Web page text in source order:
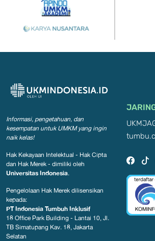
Informasi, pengetahuan, dan
kesempatan untuk UMKM yang ingin
naik kelas!
Hak Kekayaan Intelektual - Hak Cipta
dan Hak Merek - dimiliki oleh
Universitas Indonesia.
Pengelolaan Hak Merek dilisensikan
kepada:
PT Indonesia Tumbuh Inklusif
18 Office Park Building - Lantai 10, Jl.
TB Simatupang Kav. 18, Jakarta
Selatan